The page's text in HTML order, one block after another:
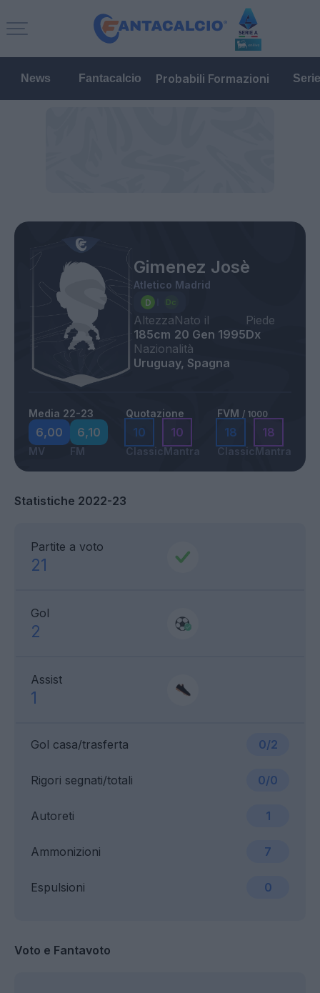
News Fantacalcio Probabili Formazioni
Gimenez Josè
Atletico Madrid
Altezza
185cm
Nato il
20 Gen 1995
Piede
Dx
Nazionalità
Uruguay, Spagna
Media 22-23
6,00
MV
6,10
FM
Quotazione
10
Classic
10
Mantra
FVM / 1000
18
Classic
18
Mantra
Statistiche 2022-23
Partite a voto
21
Gol
2
Assist
1
Gol casa/trasferta 0/2
Ammonizioni 7
Rigori segnati/totali 0/0
Espulsioni 0
Autoreti 1
Voto e Fantavoto